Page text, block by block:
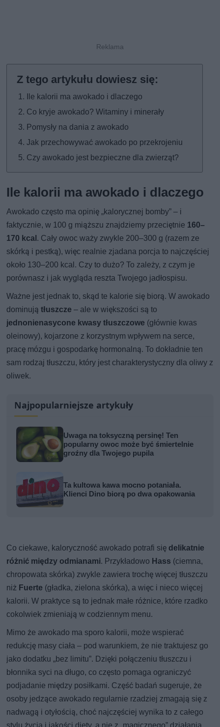
Ile kalorii ma awokado i dlaczego
Co kryje awokado? Witaminy i minerały
Pomysły na dania z awokado
Jak przechowywać awokado po przekrojeniu
Czy awokado jest bezpieczne dla zwierząt?
Ile kalorii ma awokado i dlaczego
Awokado często ma opinię „kalorycznej bomby” – i
faktycznie, w 100 g miąższu znajdziemy przeciętnie 160–
170 kcal. Cały owoc waży zwykle 200–300 g (razem ze
skórką i pestką), więc realnie zjadana porcja to najczęściej
około 130–200 kcal. Czy to dużo? To zależy, z czym je
porównasz i jak wygląda reszta Twojego jadłospisu.
Ważne jest jednak to, skąd te kalorie się biorą. W awokado
dominujątłuszcze – ale w większości są to
jednonienasycone kwasy tłuszczowe (głównie kwas
oleinowy), kojarzone z korzystnym wpływem na serce,
pracę mózgu i gospodarkę hormonalną. To dokładnie ten
sam rodzaj tłuszczu, który jest charakterystyczny dla oliwy z
oliwek.
Najpopularniejsze artykuły
Uwaga na toksyczną persinę! Ten
popularny owoc może być śmiertelnie
groźny dla Twojego pupila
Ta kultowa kawa mocno potaniała.
Klienci Dino biorą po dwa opakowania
Co ciekawe, kaloryczność awokado potrafi się delikatnie
różnić między odmianami. Przykładowo Hass (ciemna,
chropowata skórka) zwykle zawiera trochę więcej tłuszczu
niż Fuerte (gładka, zielona skórka), a więc i nieco więcej
kalorii. W praktyce są to jednak małe różnice, które rzadko
cokolwiek zmieniają w codziennym menu.
Mimo że awokado ma sporo kalorii, może wspierać
redukcję masy ciała – pod warunkiem, że nie traktujesz go
jako dodatku „bez limitu”. Dzięki połączeniu tłuszczu i
błonnika syci na długo, co często pomaga ograniczyć
podjadanie między posiłkami. Część badań sugeruje, że
osoby jedzące awokado regularnie rzadziej zmagają się z
nadwagą i otyłością, choć najczęściej wynika to z całego